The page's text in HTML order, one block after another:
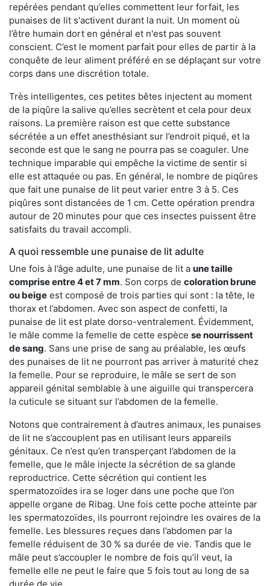
repérées pendant qu’elles commettent leur forfait, les
punaises de lit s'activent durant la nuit. Un moment où
l’être humain dort en général et n'est pas souvent
conscient. C’est le moment parfait pour elles de partir à la
conquête de leur aliment préféré en se déplaçant sur votre
corps dans une discrétion totale.
Très intelligentes, ces petites bêtes injectent au moment
de la piqûre la salive qu’elles secrètent et cela pour deux
raisons. La première raison est que cette substance
sécrétée a un effet anesthésiant sur l’endroit piqué, et la
seconde est que le sang ne pourra pas se coaguler. Une
technique imparable qui empêche la victime de sentir si
elle est attaquée ou pas. En général, le nombre de piqûres
que fait une punaise de lit peut varier entre 3 à 5. Ces
piqûres sont distancées de 1 cm. Cette opération prendra
autour de 20 minutes pour que ces insectes puissent être
satisfaits du travail accompli.
A quoi ressemble une punaise de lit adulte
Une fois à l’âge adulte, une punaise de lit a une taille
comprise entre 4 et 7 mm. Son corps de coloration brune
ou beige est composé de trois parties qui sont : la tête, le
thorax et l’abdomen. Avec son aspect de confetti, la
punaise de lit est plate dorso-ventralement. Évidemment,
le mâle comme la femelle de cette espèce se nourrissent
de sang. Sans une prise de sang au préalable, les œufs
des punaises de lit ne pourront pas arriver à maturité chez
la femelle. Pour se reproduire, le mâle se sert de son
appareil génital semblable à une aiguille qui transpercera
la cuticule se situant sur l’abdomen de la femelle.
Notons que contrairement à d’autres animaux, les punaises
de lit ne s’accouplent pas en utilisant leurs appareils
génitaux. Ce n’est qu’en transperçant l’abdomen de la
femelle, que le mâle injecte la sécrétion de sa glande
reproductrice. Cette sécrétion qui contient les
spermatozoïdes ira se loger dans une poche que l’on
appelle organe de Ribag. Une fois cette poche atteinte par
les spermatozoïdes, ils pourront rejoindre les ovaires de la
femelle. Les blessures reçues dans l’abdomen par la
femelle réduisent de 30 % sa durée de vie. Tandis que le
mâle peut s’accoupler le nombre de fois qu’il veut, la
femelle elle ne peut le faire que 5 fois tout au long de sa
durée de vie.